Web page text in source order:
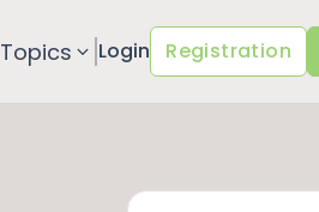
Topics Login Registration